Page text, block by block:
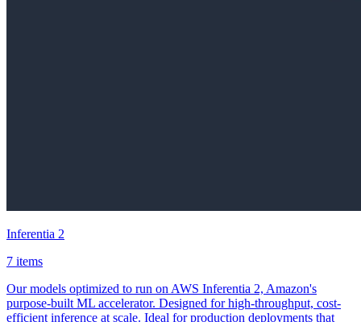
Inferentia 2
7 items
Our models optimized to run on AWS Inferentia 2, Amazon's
purpose-built ML accelerator. Designed for high-throughput, cost-
efficient inference at scale. Ideal for production deployments that